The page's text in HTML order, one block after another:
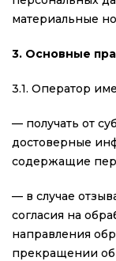
материальные
3. Основные
3.1. Оператор
— получать от
достоверные
содержащие
— в случае
согласия на
направления
прекращении